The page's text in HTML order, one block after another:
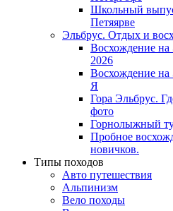
Школьный
Петяярве
Эльбрус. Отдых и
Восхождение на
2026
Восхождение на
Я
Гора Эльбрус.
фото
Горнолыжный
Пробное
новичков.
Типы походов
Авто путешествия
Альпинизм
Вело походы